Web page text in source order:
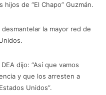
de “El Chapo” Guzmán.
la mayor red de
dijo: “Así que vamos
y que los arresten a
Unidos”.